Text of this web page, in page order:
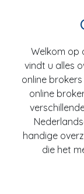
Welkom op
vindt u alles
online
online
handige
die het